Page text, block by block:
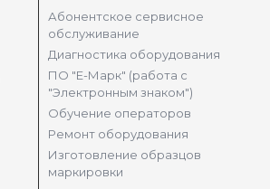
Абонентское сервисное
обслуживание
Диагностика оборудования
ПО "Е-Марк" (работа с
"Электронным знаком")
Обучение операторов
Ремонт оборудования
Изготовление образцов
маркировки